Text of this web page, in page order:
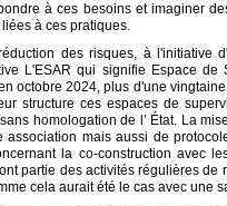
à ces besoins et imaginer
à ces pratiques.
des risques, à l'initiative
L'ESAR qui signifie Espace de
octobre 2024, plus d'une
structure ces espaces de
homologation de l’ État. La
mais aussi de
la co-construction avec
partie des activités régulières de
cela aurait été le cas avec une